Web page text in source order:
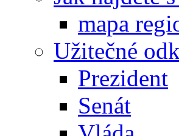
mapa
Užitečné
Prezident
Senát